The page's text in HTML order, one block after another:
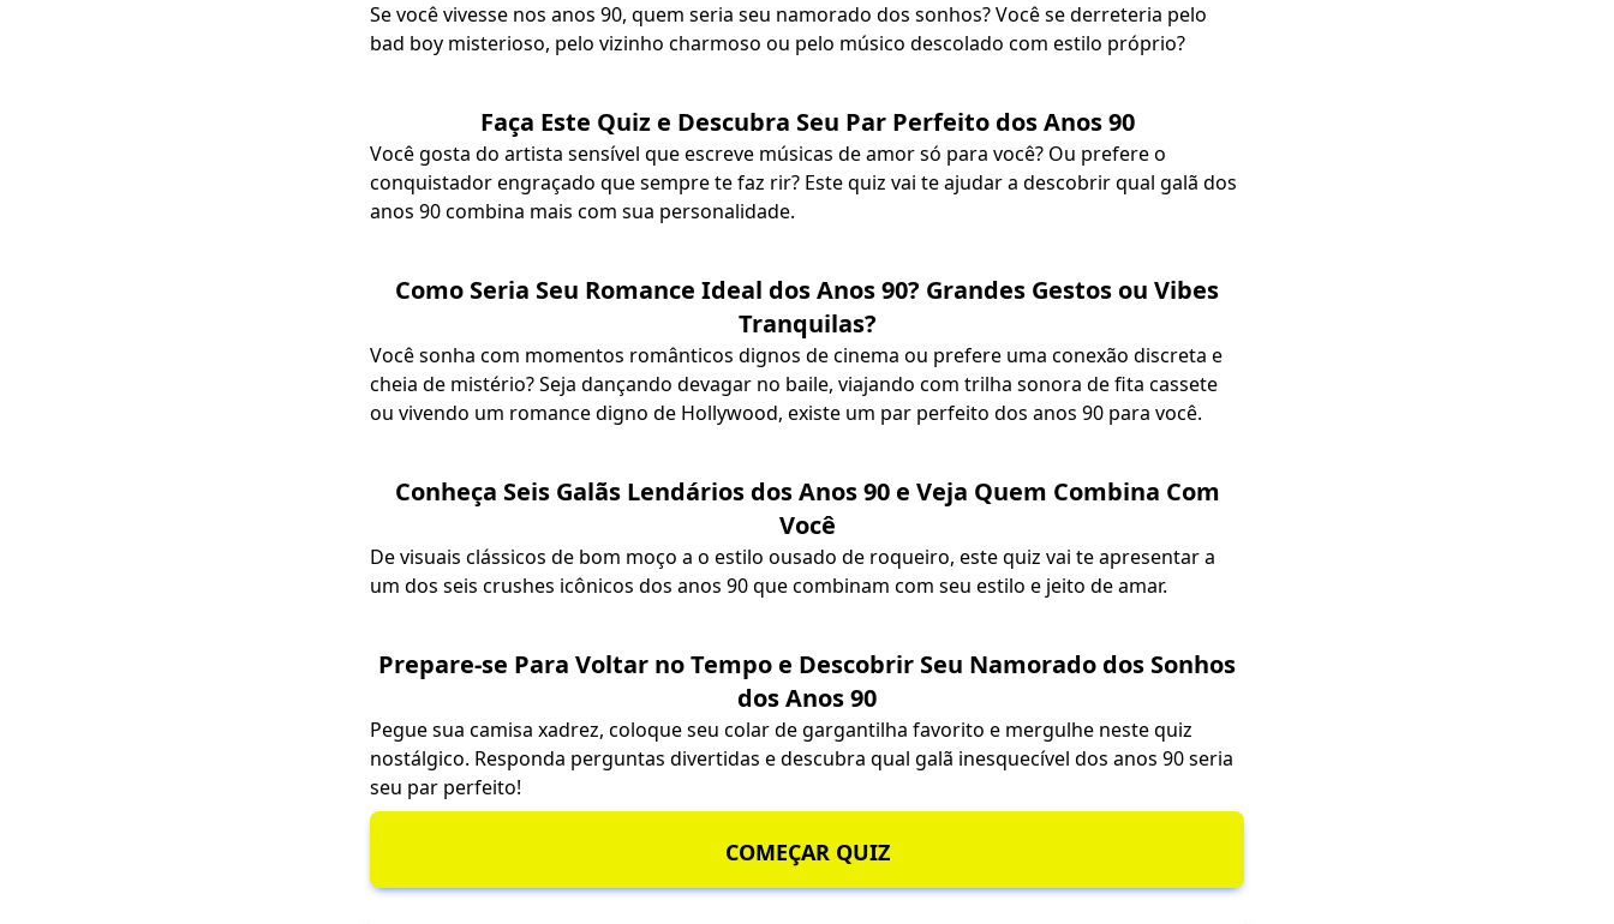
Se você vivesse nos anos 90, quem seria seu namorado dos sonhos? Você se derreteria pelo
bad boy misterioso, pelo vizinho charmoso ou pelo músico descolado com estilo próprio?
Faça Este Quiz e Descubra Seu Par Perfeito dos Anos 90
Você gosta do artista sensível que escreve músicas de amor só para você? Ou prefere o
conquistador engraçado que sempre te faz rir? Este quiz vai te ajudar a descobrir qual galã dos
anos 90 combina mais com sua personalidade.
Como Seria Seu Romance Ideal dos Anos 90? Grandes Gestos ou Vibes
Tranquilas?
Você sonha com momentos românticos dignos de cinema ou prefere uma conexão discreta e
cheia de mistério? Seja dançando devagar no baile, viajando com trilha sonora de fita cassete
ou vivendo um romance digno de Hollywood, existe um par perfeito dos anos 90 para você.
Conheça Seis Galãs Lendários dos Anos 90 e Veja Quem Combina Com
Você
De visuais clássicos de bom moço a o estilo ousado de roqueiro, este quiz vai te apresentar a
um dos seis crushes icônicos dos anos 90 que combinam com seu estilo e jeito de amar.
Prepare-se Para Voltar no Tempo e Descobrir Seu Namorado dos Sonhos
dos Anos 90
Pegue sua camisa xadrez, coloque seu colar de gargantilha favorito e mergulhe neste quiz
nostálgico. Responda perguntas divertidas e descubra qual galã inesquecível dos anos 90 seria
seu par perfeito!
COMEÇAR QUIZ